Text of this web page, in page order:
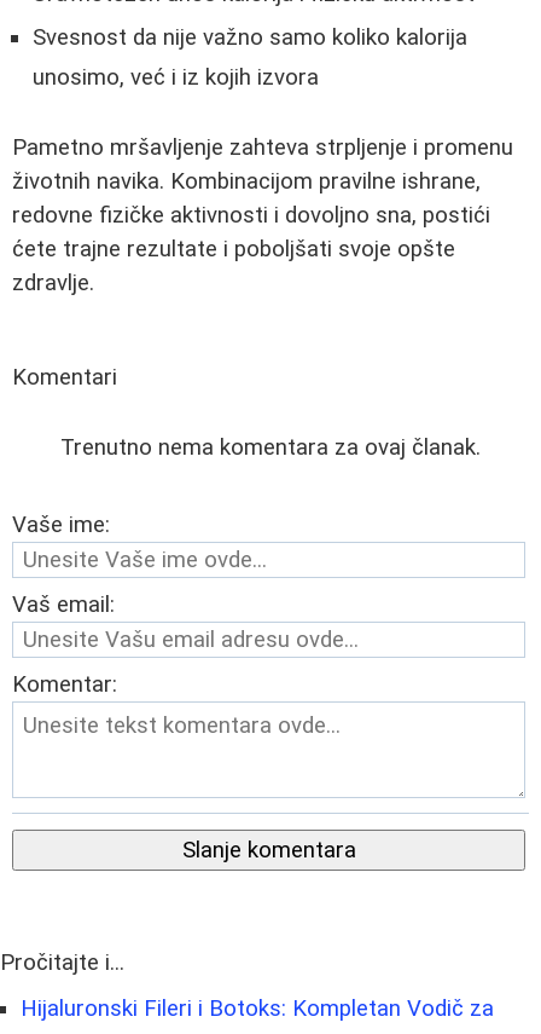
Svesnost da nije važno samo koliko kalorija
unosimo, već i iz kojih izvora
Pametno mršavljenje zahteva strpljenje i promenu
životnih navika. Kombinacijom pravilne ishrane,
redovne fizičke aktivnosti i dovoljno sna, postići
ćete trajne rezultate i poboljšati svoje opšte
zdravlje.
Komentari
Trenutno nema komentara za ovaj članak.
Vaše ime:
Vaš email:
Komentar:
Slanje komentara
Pročitajte i...
Hijaluronski Fileri i Botoks: Kompletan Vodič za